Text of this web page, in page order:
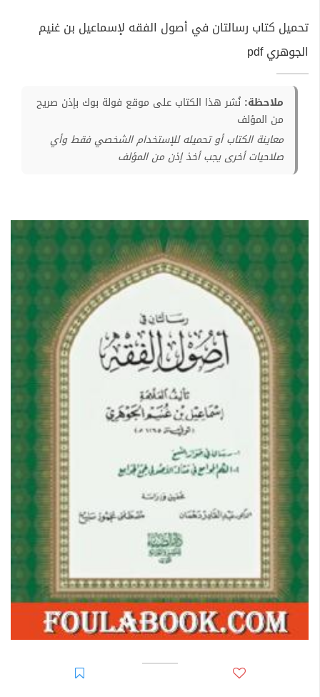
تحميل كتاب رسالتان في أصول الفقه لإسماعيل بن غنيم
الجوهري pdf
ملاحظة: نُشر هذا الكتاب على موقع فولة بوك بإذن صريح
من المؤلف
معاينة الكتاب أو تحميله للإستخدام الشخصي فقط وأي
صلاحيات أخرى يجب أخذ إذن من المؤلف